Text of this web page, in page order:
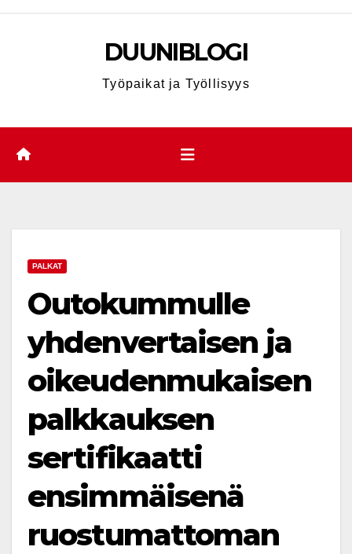
DUUNIBLOGI
Työpaikat ja Työllisyys
PALKAT
Outokummulle
yhdenvertaisen ja
oikeudenmukaisen
palkkauksen
sertifikaatti
ensimmäisenä
ruostumattoman